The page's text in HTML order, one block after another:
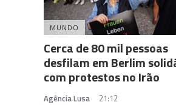
MUNDO
Cerca de 80 mil pessoas
desfilam em Berlim
com protestos no Irão
Agência Lusa 21:12